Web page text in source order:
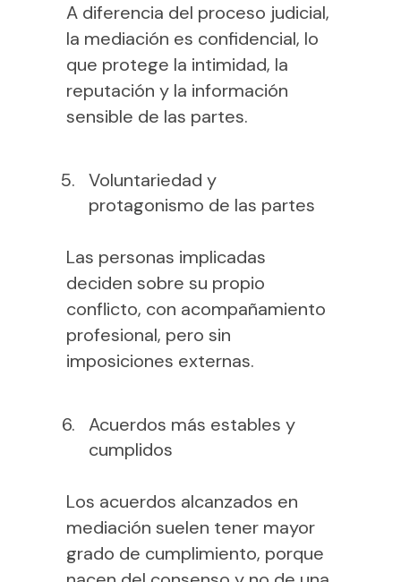
A diferencia del proceso judicial,
la mediación es confidencial, lo
que protege la intimidad, la
reputación y la información
sensible de las partes.
Voluntariedad y
protagonismo de las partes
Las personas implicadas
deciden sobre su propio
conflicto, con acompañamiento
profesional, pero sin
imposiciones externas.
Acuerdos más estables y
cumplidos
Los acuerdos alcanzados en
mediación suelen tener mayor
grado de cumplimiento, porque